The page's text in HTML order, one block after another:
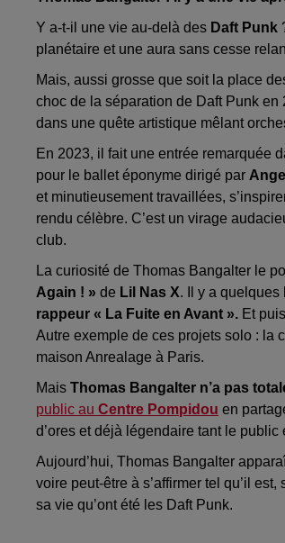
Y a-t-il une vie au-delà des Daft Punk
planétaire et une aura sans cesse
Mais, aussi grosse que soit la place
choc de la séparation de Daft Punk
dans une quête artistique mêlant
En 2023, il fait une entrée remarquée
pour le ballet éponyme dirigé par
et minutieusement travaillées,
rendu célèbre. C’est un virage
club.
La curiosité de Thomas Bangalter le
Again ! » de Lil Nas X. Il y a quelques
rappeur « La Fuite en Avant ». Et
Autre exemple de ces projets solo : la
maison Anrealage à Paris.
Mais Thomas Bangalter n’a pas
public au Centre Pompidou en
d’ores et déjà légendaire tant le
Aujourd’hui, Thomas Bangalter
voire peut-être à s’affirmer tel qu’il
sa vie qu’ont été les Daft Punk.